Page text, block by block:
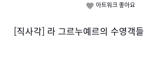
 아트워크 좋아요
[직사각] 라 그르누예르의 수영객들